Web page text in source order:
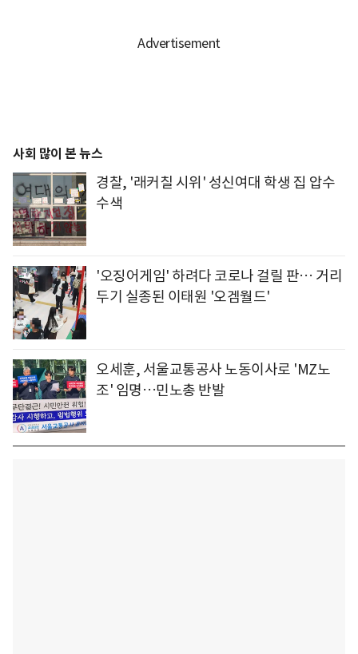
사회 많이 본 뉴스
경찰, '래커칠 시위' 성신여대 학생 집 압수
수색
'오징어게임' 하려다 코로나 걸릴 판… 거리
두기 실종된 이태원 '오겜월드'
오세훈, 서울교통공사 노동이사로 'MZ노
조' 임명…민노총 반발